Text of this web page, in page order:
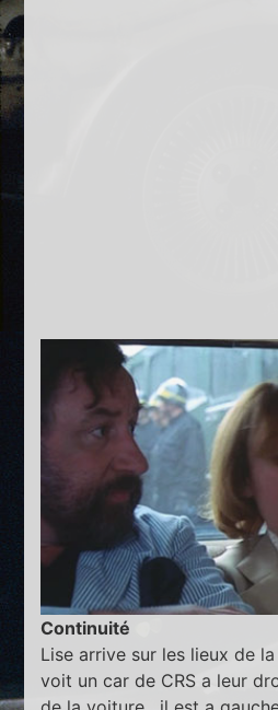
Continuité
Lise arrive sur les lieux de
voit un car de CRS a leur